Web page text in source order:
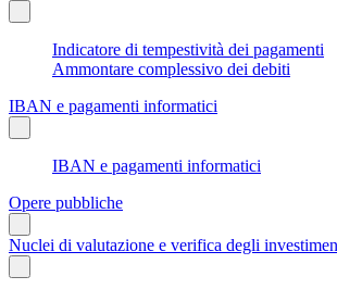
Indicatore di tempestività dei pagamenti
Ammontare complessivo dei debiti
IBAN e pagamenti informatici
IBAN e pagamenti informatici
Opere pubbliche
Nuclei di valutazione e verifica degli